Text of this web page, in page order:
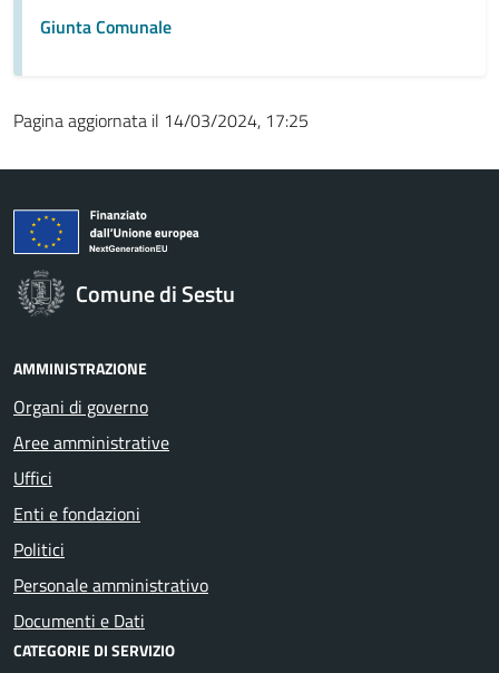
Giunta Comunale
Pagina aggiornata il 14/03/2024, 17:25
Comune di Sestu
AMMINISTRAZIONE
Organi di governo
Aree amministrative
Uffici
Enti e fondazioni
Politici
Personale amministrativo
Documenti e Dati
CATEGORIE DI SERVIZIO